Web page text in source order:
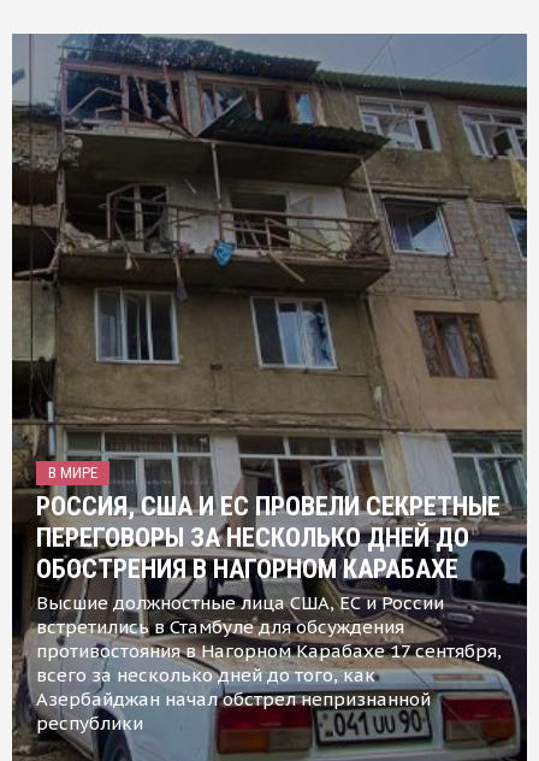
В МИРЕ
РОССИЯ, США И ЕС ПРОВЕЛИ СЕКРЕТНЫЕ
ПЕРЕГОВОРЫ ЗА НЕСКОЛЬКО ДНЕЙ ДО
ОБОСТРЕНИЯ В НАГОРНОМ КАРАБАХЕ
Высшие должностные лица США, ЕС и России
встретились в Стамбуле для обсуждения
противостояния в Нагорном Карабахе 17 сентября,
всего за несколько дней до того, как
Азербайджан начал обстрел непризнанной
республики